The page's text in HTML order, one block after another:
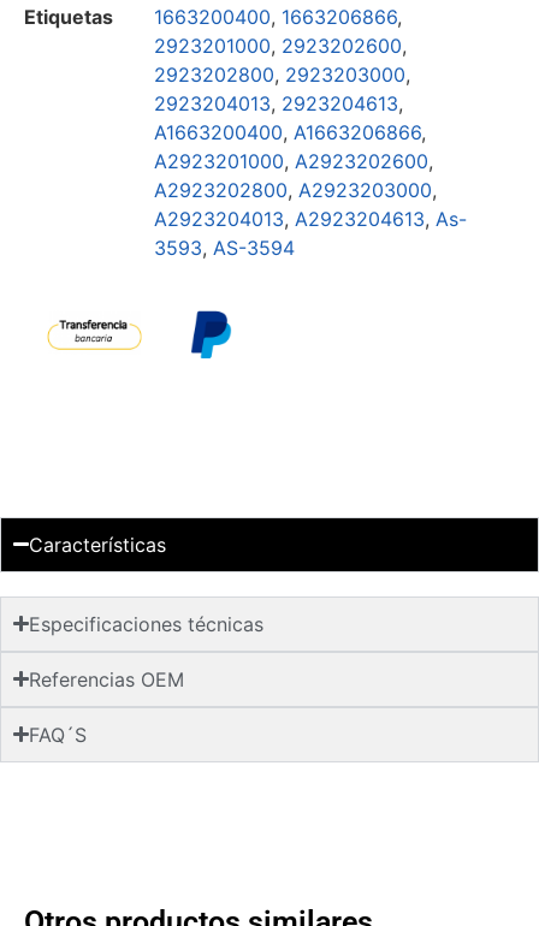
Etiquetas
1663200400, 1663206866,
2923201000, 2923202600,
2923202800, 2923203000,
2923204013, 2923204613,
A1663200400, A1663206866,
A2923201000, A2923202600,
A2923202800, A2923203000,
A2923204013, A2923204613, As-
3593, AS-3594
Características
Especificaciones técnicas
Referencias OEM
FAQ´S